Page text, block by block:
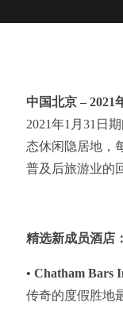
中国北京 – 2021
2021年1月31日
态休闲隐居地，
普及后旅游业的
精选新成员酒店：
• Chatham Bars
传奇的度假胜地